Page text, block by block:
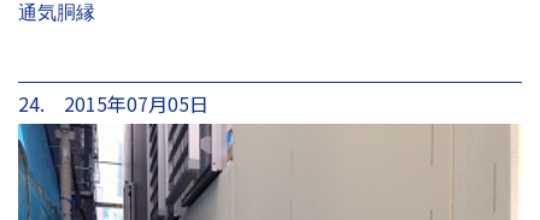
通気胴縁
24. 2015年07月05日